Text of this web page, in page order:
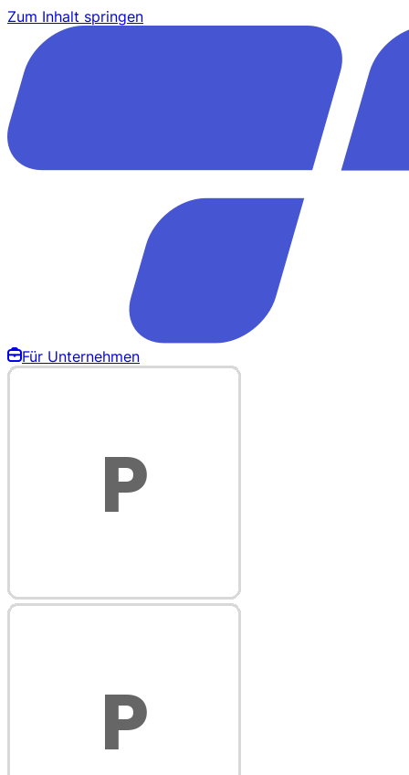
Zum Inhalt springen
Für Unternehmen